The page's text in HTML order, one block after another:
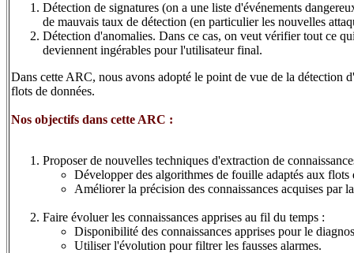
Détection de signatures (on a une liste d'événements
de mauvais taux de détection (en particulier les nouvelles
Détection d'anomalies. Dans ce cas, on veut vérifier tout ce
deviennent ingérables pour l'utilisateur final.
Dans cette ARC, nous avons adopté le point de vue de la détection
flots de données.
Nos objectifs dans cette ARC :
Proposer de nouvelles techniques d'extraction de
Développer des algorithmes de fouille adaptés aux flots
Améliorer la précision des connaissances acquises par
Faire évoluer les connaissances apprises au fil du temps :
Disponibilité des connaissances apprises pour le
Utiliser l'évolution pour filtrer les fausses alarmes.